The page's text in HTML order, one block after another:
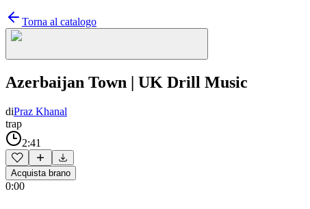
Torna al catalogo
Azerbaijan Town | UK Drill Music
diPraz Khanal
trap
2:41
Acquista brano
0:00